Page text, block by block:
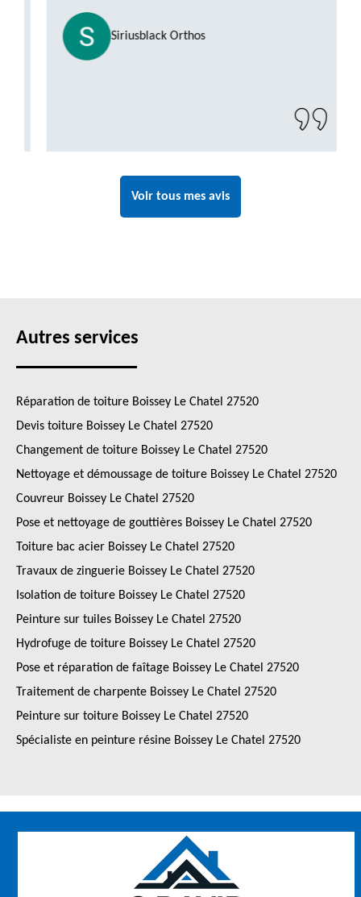
Siriusblack Orthos
Voir tous mes avis
Autres services
Réparation de toiture Boissey Le Chatel 27520
Devis toiture Boissey Le Chatel 27520
Changement de toiture Boissey Le Chatel 27520
Nettoyage et démoussage de toiture Boissey Le Chatel 27520
Couvreur Boissey Le Chatel 27520
Pose et nettoyage de gouttières Boissey Le Chatel 27520
Toiture bac acier Boissey Le Chatel 27520
Travaux de zinguerie Boissey Le Chatel 27520
Isolation de toiture Boissey Le Chatel 27520
Peinture sur tuiles Boissey Le Chatel 27520
Hydrofuge de toiture Boissey Le Chatel 27520
Pose et réparation de faîtage Boissey Le Chatel 27520
Traitement de charpente Boissey Le Chatel 27520
Peinture sur toiture Boissey Le Chatel 27520
Spécialiste en peinture résine Boissey Le Chatel 27520